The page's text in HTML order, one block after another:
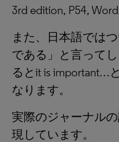
3rd edition, P54,
また、日本語では
である」と言って
るとit is important…
なります。
実際のジャーナル
現しています。